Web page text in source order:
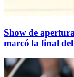
Show de
marcó la final